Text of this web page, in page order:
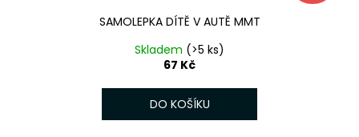
SAMOLEPKA DÍTĚ V AUTĚ MMT
Skladem (>5 ks)
67 Kč
DO KOŠÍKU